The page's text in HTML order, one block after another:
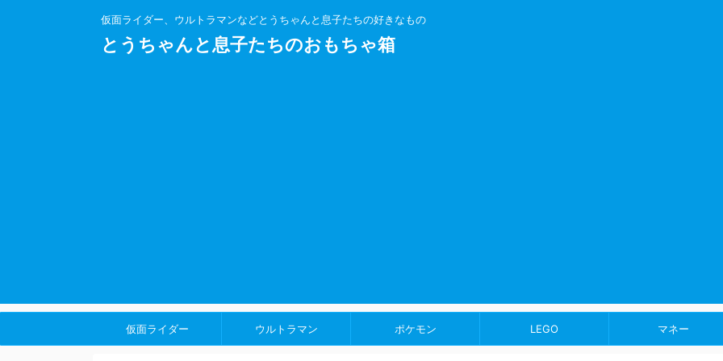
仮面ライダー、ウルトラマンなどとうちゃんと息子たちの好きなもの
とうちゃんと息子たちのおもちゃ箱
仮面ライダー ウルトラマン ポケモン LEGO マネー